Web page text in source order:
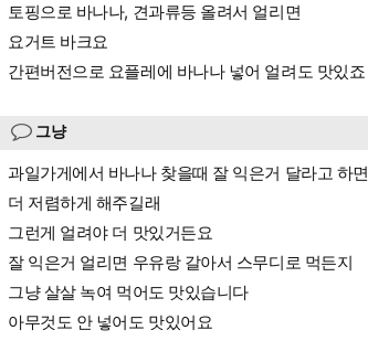
토핑으로 바나나, 견과류등 올려서 얼리면
요거트 바크요
간편버전으로 요플레에 바나나 넣어 얼려도 맛있죠
그냥
과일가게에서 바나나 찾을때 잘 익은거 달라고 하면
더 저렴하게 해주길래
그런게 얼려야 더 맛있거든요
잘 익은거 얼리면 우유랑 갈아서 스무디로 먹든지
그냥 살살 녹여 먹어도 맛있습니다
아무것도 안 넣어도 맛있어요